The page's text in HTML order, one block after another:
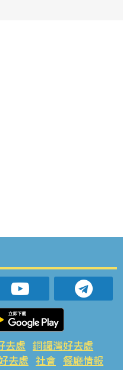
去處 銅鑼灣好去處
去處 社會 餐廳情報